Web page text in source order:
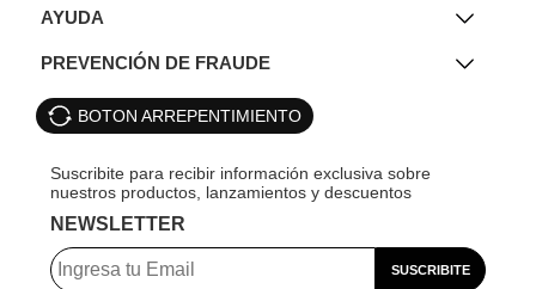
AYUDA
PREVENCIÓN DE FRAUDE
BOTON ARREPENTIMIENTO
NEWSLETTER